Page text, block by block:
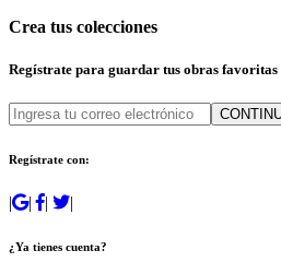
Crea tus colecciones
Regístrate para guardar tus obras favoritas
Regístrate con:
| | | |
¿Ya tienes cuenta?